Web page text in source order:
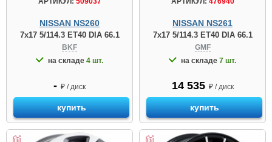
NISSAN NS260
7x17 5/114.3 ET40 DIA 66.1
BKF
на складе 4 шт.
- ₽ / диск
купить
NISSAN NS261
7x17 5/114.3 ET40 DIA 66.1
GMF
на складе 7 шт.
14 535 ₽ / диск
купить